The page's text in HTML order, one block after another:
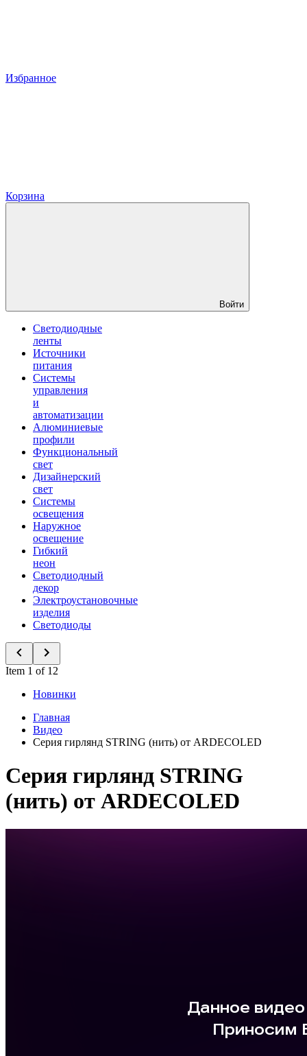
Избранное
Корзина
Войти
Светодиодные
ленты
Источники
питания
Системы
управления
и
автоматизации
Алюминиевые
профили
Функциональный
свет
Дизайнерский
свет
Системы
освещения
Наружное
освещение
Гибкий
неон
Светодиодный
декор
Электроустановочные
изделия
Светодиоды
Item 1 of 12
Новинки
Главная
Видео
Серия гирлянд STRING (нить) от ARDECOLED
Серия гирлянд STRING
(нить) от ARDECOLED